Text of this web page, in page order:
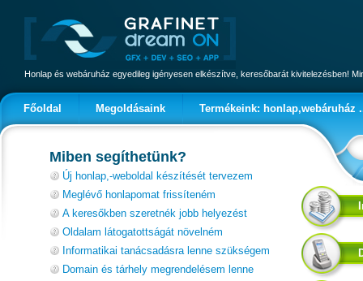
Honlap és webáruház egyedileg igényesen elkészítve, keresőbarát kivitelezésben!
Főoldal Megoldásaink Termékeink: honlap,webáruház
Miben segíthetünk?
Új honlap,-weboldal készítését tervezem
Meglévő honlapomat frissíteném
A keresőkben szeretnék jobb helyezést
Oldalam látogatottságát növelném
Informatikai tanácsadásra lenne szükségem
Domain és tárhely megrendelésem lenne